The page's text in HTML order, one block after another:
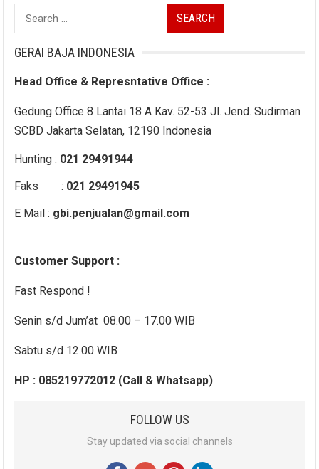
Search
for:
GERAI BAJA INDONESIA
Head Office & Represntative Office :
Gedung Office 8 Lantai 18 A Kav. 52-53 Jl. Jend. Sudirman
SCBD Jakarta Selatan, 12190 Indonesia
Hunting : 021 29491944
Faks : 021 29491945
E Mail : gbi.penjualan@gmail.com
Customer Support :
Fast Respond !
Senin s/d Jum’at 08.00 – 17.00 WIB
Sabtu s/d 12.00 WIB
HP : 085219772012 (Call & Whatsapp)
FOLLOW US
Stay updated via social channels